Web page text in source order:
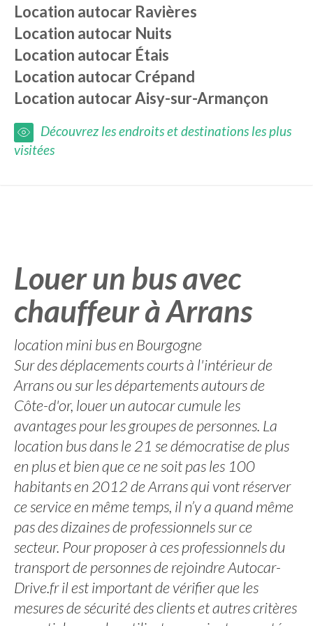
Location autocar Ravières
Location autocar Nuits
Location autocar Étais
Location autocarCrépand
Location autocarAisy-sur-Armançon
Découvrez les endroits et destinations les plus
visitées
Louer un bus avec
chauffeur à Arrans
location mini bus en Bourgogne
Sur des déplacements courts à l'intérieur de
Arrans ou sur les départements autours de
Côte-d'or, louer un autocar cumule les
avantages pour les groupes de personnes. La
location bus dans le 21 se démocratise de plus
en plus et bien que ce ne soit pas les 100
habitants en 2012 de Arrans qui vont réserver
ce service en même temps, il n’y a quand même
pas des dizaines de professionnels sur ce
secteur. Pour proposer à ces professionnels du
transport de personnes de rejoindre Autocar-
Drive.fr il est important de vérifier que les
mesures de sécurité des clients et autres critères